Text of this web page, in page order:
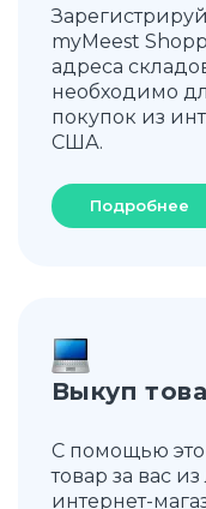
myMeest
адреса
необходимо
покупок из
США.
Подробнее
Выкуп
С помощью
товар за вас
интернет-